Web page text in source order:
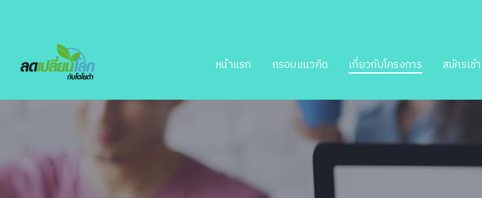
หน้าแรก กรอบแนวคิด เกี่ยวกับโครงการ สมัครเข้